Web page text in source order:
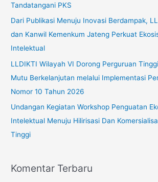
:
Tandatangani PKS
Dari Publikasi Menuju Inovasi Berdampak,
dan Kanwil Kemenkum Jateng Perkuat
Intelektual
LLDIKTI Wilayah VI Dorong Perguruan
Mutu Berkelanjutan melalui Implementasi
Nomor 10 Tahun 2026
Undangan Kegiatan Workshop Penguatan
Intelektual Menuju Hilirisasi Dan
Tinggi
Komentar Terbaru